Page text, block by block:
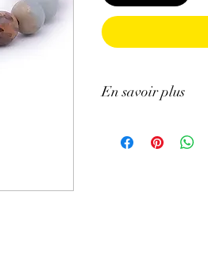
En savoir plus
n'exclut en aucun